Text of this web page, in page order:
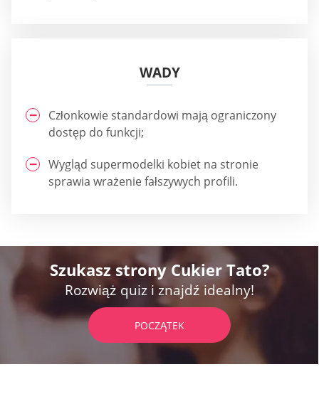
WADY
Członkowie standardowi mają ograniczony
dostęp do funkcji;
Wygląd supermodelki kobiet na stronie
sprawia wrażenie fałszywych profili.
Szukasz strony Cukier Tato?
Rozwiąż quiz i znajdź idealny!
POCZĄTEK